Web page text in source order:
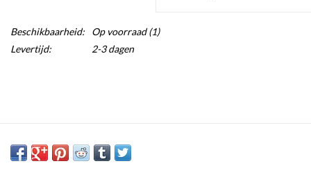
Beschikbaarheid: Op voorraad(1)
Levertijd:
2-3 dagen